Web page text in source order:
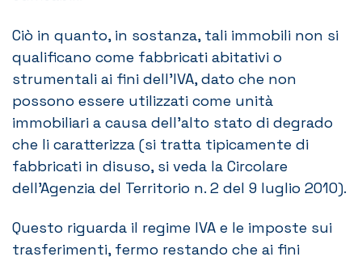
Ciò in quanto, in sostanza, tali immobili non si
qualificano come fabbricati abitativi o
strumentali ai fini dell’IVA, dato che non
possono essere utilizzati come unità
immobiliari a causa dell’alto stato di degrado
che li caratterizza (si tratta tipicamente di
fabbricati in disuso, si veda la Circolare
dell’Agenzia del Territorio n. 2 del 9 luglio 2010).
Questo riguarda il regime IVA e le imposte sui
trasferimenti, fermo restando che ai fini